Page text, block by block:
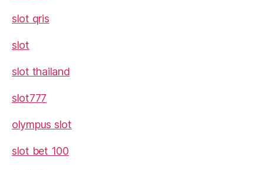
slot qris
slot
slot thailand
slot777
olympus slot
slot bet 100